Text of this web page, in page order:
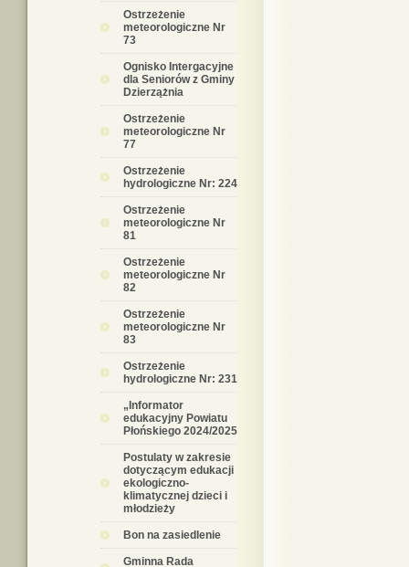
Ostrzeżenie
meteorologiczne Nr
73
Ognisko Intergacyjne
dla Seniorów z Gminy
Dzierzążnia
Ostrzeżenie
meteorologiczne Nr
77
Ostrzeżenie
hydrologiczne Nr: 224
Ostrzeżenie
meteorologiczne Nr
81
Ostrzeżenie
meteorologiczne Nr
82
Ostrzeżenie
meteorologiczne Nr
83
Ostrzeżenie
hydrologiczne Nr: 231
„Informator
edukacyjny Powiatu
Płońskiego 2024/2025
Postulaty w zakresie
dotyczącym edukacji
ekologiczno-
klimatycznej dzieci i
młodzieży
Bon na zasiedlenie
Gminna Rada